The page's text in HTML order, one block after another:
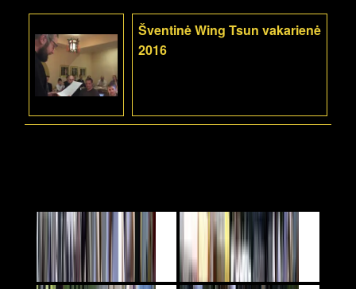
Šventinė Wing Tsun vakarienė
2016